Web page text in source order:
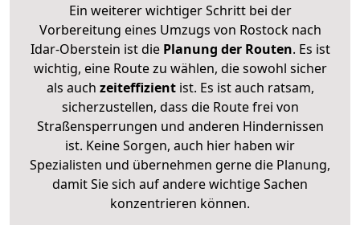
Ein weiterer wichtiger Schritt bei der
Vorbereitung eines Umzugs von Rostock nach
Idar-Oberstein ist diePlanung der Routen. Es ist
wichtig, eine Route zu wählen, die sowohl sicher
als auch zeiteffizientist. Es ist auch ratsam,
sicherzustellen, dass die Route frei von
Straßensperrungen und anderen Hindernissen
ist. Keine Sorgen, auch hier haben wir
Spezialisten und übernehmen gerne die Planung,
damit Sie sich auf andere wichtige Sachen
konzentrieren können.